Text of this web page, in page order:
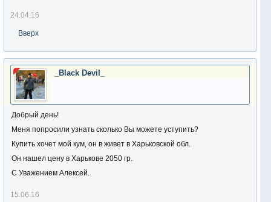
24.04.16
Вверх
_Black Devil_
Добрый день!
Меня попросили узнать сколько Вы можете уступить?
Купить хочет мой кум, он в живет в Харьковской обл.
Он нашел цену в Харькове 2050 гр.
С Уважением Алексей.
15.06.16